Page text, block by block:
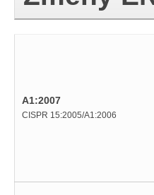
A1:2007
CISPR 15:2005/A1:2006